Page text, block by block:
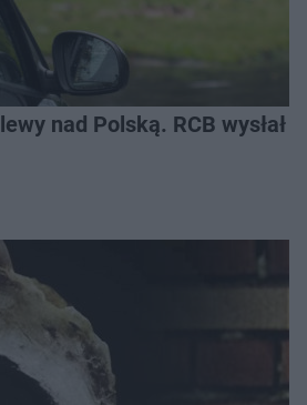
nad Polską. RCB